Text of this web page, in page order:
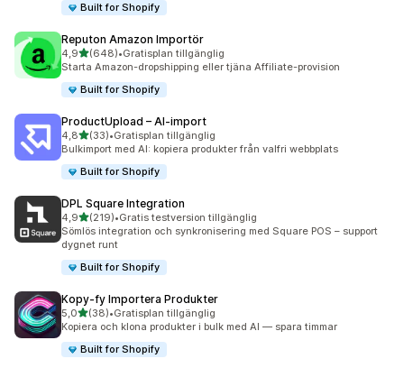
Built for Shopify
Reputon Amazon Importör
4,9av 5 stjärnor
(648)
648 recensioner totalt
•Gratisplan tillgänglig
Starta Amazon-dropshipping eller tjäna Affiliate-provision
Built for Shopify
ProductUpload – AI‑import
4,8av 5 stjärnor
(33)
33 recensioner totalt
•Gratisplan tillgänglig
Bulkimport med AI: kopiera produkter från valfri webbplats
Built for Shopify
DPL Square Integration
4,9av 5 stjärnor
(219)
219 recensioner totalt
•Gratis testversion tillgänglig
Sömlös integration och synkronisering med Square POS – support
dygnet runt
Built for Shopify
Kopy‑fy Importera Produkter
5,0av 5 stjärnor
(38)
38 recensioner totalt
•Gratisplan tillgänglig
Kopiera och klona produkter i bulk med AI — spara timmar
Built for Shopify